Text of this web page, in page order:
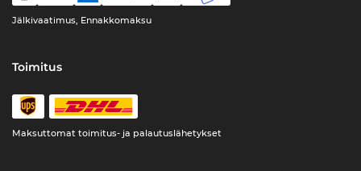
Jälkivaatimus, Ennakkomaksu
Toimitus
Maksuttomat toimitus- ja palautuslähetykset